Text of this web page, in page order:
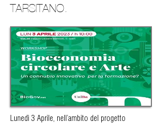
TARSITANO.
Lunedì 3 Aprile, nell’ambito del progetto